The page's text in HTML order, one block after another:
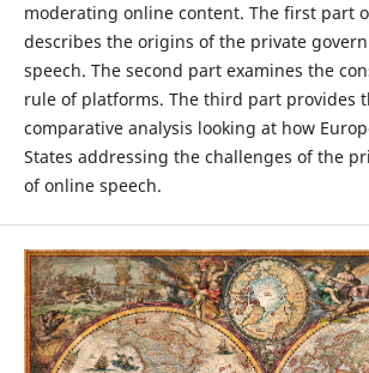
moderating online content. The first part
describes the origins of the private
speech. The second part examines the
rule of platforms. The third part provides
comparative analysis looking at how
States addressing the challenges of the
of online speech.